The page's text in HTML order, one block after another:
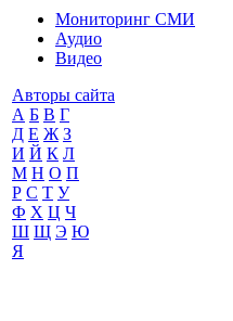
Мониторинг СМИ
Аудио
Видео
Авторы сайта
А Б В Г
Д Е Ж З
И Й К Л
М Н О П
Р С Т У
Ф Х Ц Ч
Ш Щ Э Ю
Я